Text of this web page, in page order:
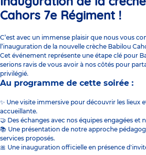
Cahors 7e Régiment !
C’est avec un immense plaisir que nous vous
l’inauguration de la nouvelle crèche Babilou
Cet événement représente une étape clé pour
serions ravis de vous avoir à nos côtés pour
privilégié.
Au programme de cette soirée :
✨ Une visite immersive pour découvrir les lieux
accueillante.
🤝 Des échanges avec nos équipes engagées et
📚 Une présentation de notre approche
services proposés.
🎀 Une inauguration officielle en présence